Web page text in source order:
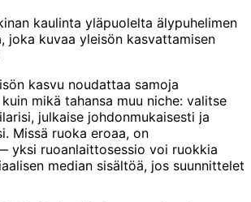
kaulinta yläpuolelta älypuhelimen
joka kuvaa yleisön kasvattamisen
kasvu noudattaa samoja
mikä tahansa muu niche: valitse
julkaise johdonmukaisesti ja
Missä ruoka eroaa, on
yksi ruoanlaittosessio voi ruokkia
median sisältöä, jos suunnittelet